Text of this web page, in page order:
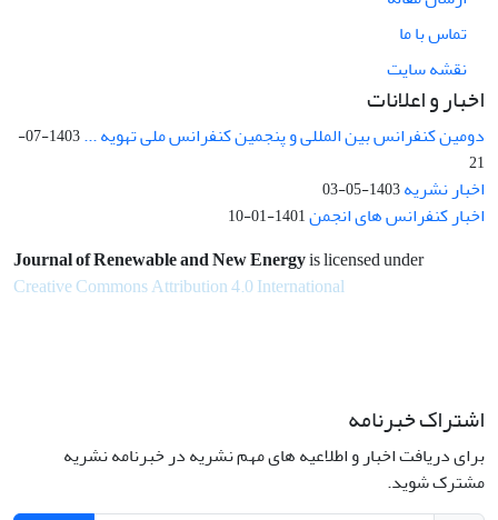
تماس با ما
نقشه سایت
اخبار و اعلانات
دومین کنفرانس بین المللی و پنجمین کنفرانس ملی تهویه ...
1403-07-
21
اخبار نشریه1403-05-03
اخبار کنفرانس های انجمن1401-01-10
Journal of Renewable and New Energyis licensed under
Creative Commons Attribution 4.0 International
اشتراک خبرنامه
برای دریافت اخبار و اطلاعیه های مهم نشریه در خبرنامه نشریه
مشترک شوید.